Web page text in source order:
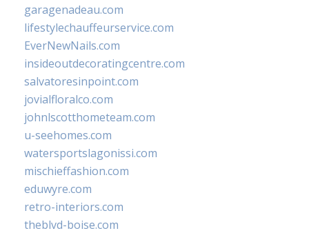
garagenadeau.com
lifestylechauffeurservice.com
EverNewNails.com
insideoutdecoratingcentre.com
salvatoresinpoint.com
jovialfloralco.com
johnlscotthometeam.com
u-seehomes.com
watersportslagonissi.com
mischieffashion.com
eduwyre.com
retro-interiors.com
theblvd-boise.com